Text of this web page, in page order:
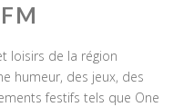
loisirs de la région
humeur, des jeux, des
festifs tels que One